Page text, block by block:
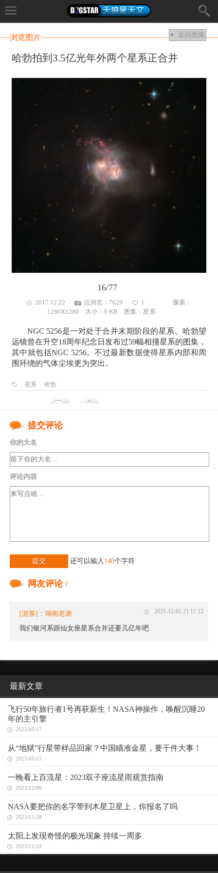
浏览图片 返回图集
哈勃拍到3.5亿光年外两个星系正合并
16/77
2017.12.22 总浏览：7629 1
像素：
1280X1280 大小：0 KB 图集： 星系
NGC 5256是一对处于合并末期阶段的星系。哈勃望
远镜曾在升空18周年纪念日发布过59幅相撞星系的图集，
其中就包括NGC 5256。不过最新数据使得星系内部和周
围环绕的气体尘埃更为突出。
星系 哈勃
提交评论
你的大名
评论内容
提交 还可以输入 140个字符
网友评论 /
2021-12-01 21:11:12
[游客]：湖南老谢
我们银河系跟仙女座星系合并还要几亿年吧
最新文章
飞行50年旅行者1号再获新生！NASA神操作，唤醒沉睡20
年的主引擎
2025/05/17
从“地狱”行星带样品回家？中国瞄准金星，要干件大事！
2025/05/15
一晚看上百流星：2023双子座流星雨观赏指南
2023/12/08
NASA要把你的名字带到木星卫星上，你报名了吗
2023/11/28
太阳上发现奇怪的极光现象 持续一周多
2023/11/24